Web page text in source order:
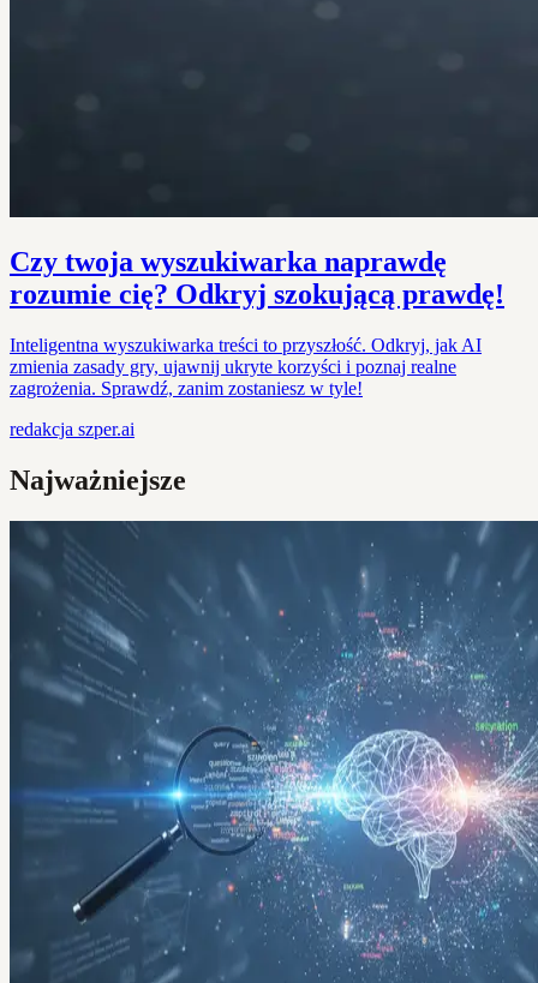
Czy twoja wyszukiwarka naprawdę
rozumie cię? Odkryj szokującą prawdę!
Inteligentna wyszukiwarka treści to przyszłość. Odkryj, jak AI
zmienia zasady gry, ujawnij ukryte korzyści i poznaj realne
zagrożenia. Sprawdź, zanim zostaniesz w tyle!
redakcja szper.ai
Najważniejsze